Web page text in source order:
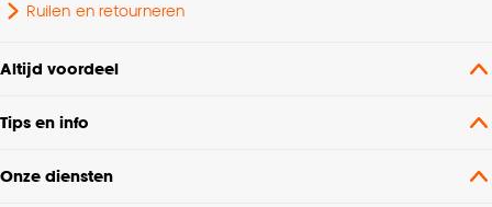
Ruilen en retourneren
Altijd voordeel
Tips en info
Onze diensten